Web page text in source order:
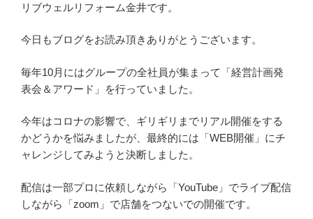
リブウェルリフォーム金井です。
今日もブログをお読み頂きありがとうございます。
毎年10月にはグループの全社員が集まって「経営計画発
表会＆アワード」を行っていました。
今年はコロナの影響で、ギリギリまでリアル開催をする
かどうかを悩みましたが、最終的には「WEB開催」にチ
ャレンジしてみようと決断しました。
配信は一部プロに依頼しながら「YouTube」でライブ配信
しながら「zoom」で店舗をつないでの開催です。